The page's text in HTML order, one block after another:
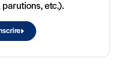
parutions, etc.).